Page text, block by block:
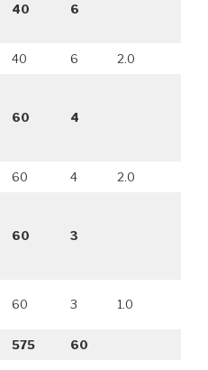
40 6
40 6 2.0
60 4
60 4 2.0
60 3
60 3 1.0
575 60